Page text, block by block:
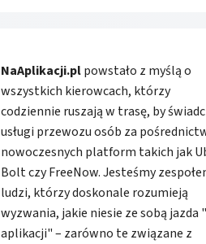
NaAplikacji.plpowstało z myślą o
wszystkich kierowcach, którzy
codziennie ruszają w trasę, by
usługi przewozu osób za
nowoczesnych platform takich jak
Bolt czy FreeNow. Jesteśmy
ludzi, którzy doskonale rozumieją
wyzwania, jakie niesie ze sobą jazda
aplikacji" – zarówno te związane z